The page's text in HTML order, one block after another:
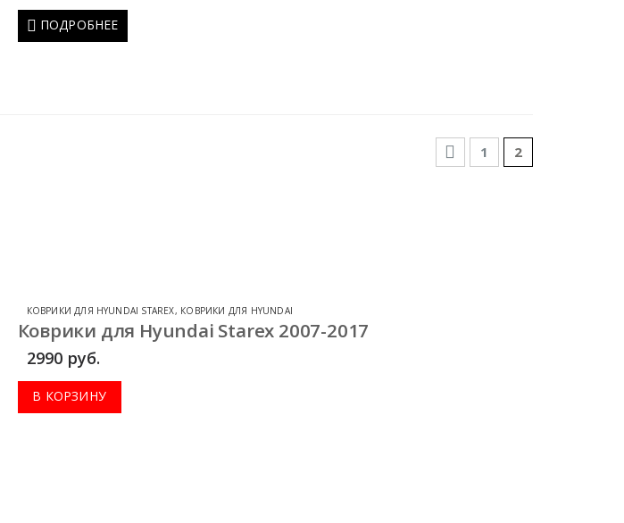
ПОДРОБНЕЕ
1 2
КОВРИКИ ДЛЯ HYUNDAI STAREX, КОВРИКИ ДЛЯ HYUNDAI
Коврики для Hyundai Starex 2007-2017
2990 руб.
В КОРЗИНУ